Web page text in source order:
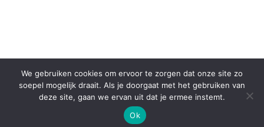
We gebruiken cookies om ervoor te zorgen dat onze site zo
soepel mogelijk draait. Als je doorgaat met het gebruiken van
deze site, gaan we ervan uit dat je ermee instemt.
Ok